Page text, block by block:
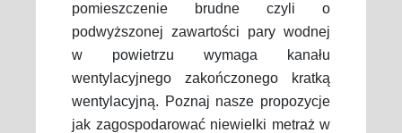
pomieszczenie brudne czyli o
podwyższonej zawartości pary wodnej
w powietrzu wymaga kanału
wentylacyjnego zakończonego kratką
wentylacyjną. Poznaj nasze propozycje
jak zagospodarować niewielki metraż w